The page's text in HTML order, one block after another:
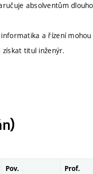
absolventům
a řízení
titul inženýr.
Pov. Prof.